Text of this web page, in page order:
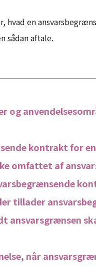
en
sådan aftale.
og
kontrakt for
omfattet af
tillader
ansvarsgrænsen
når